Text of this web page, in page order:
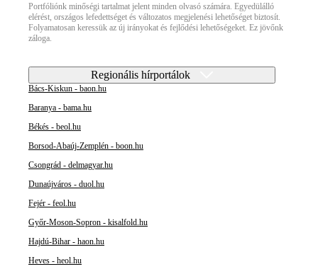
Portfóliónk minőségi tartalmat jelent minden olvasó számára. Egyedülálló
elérést, országos lefedettséget és változatos megjelenési lehetőséget biztosít.
Folyamatosan keressük az új irányokat és fejlődési lehetőségeket. Ez jövőnk
záloga.
Regionális hírportálok
Bács-Kiskun - baon.hu
Baranya - bama.hu
Békés - beol.hu
Borsod-Abaúj-Zemplén - boon.hu
Csongrád - delmagyar.hu
Dunaújváros - duol.hu
Fejér - feol.hu
Győr-Moson-Sopron - kisalfold.hu
Hajdú-Bihar - haon.hu
Heves - heol.hu